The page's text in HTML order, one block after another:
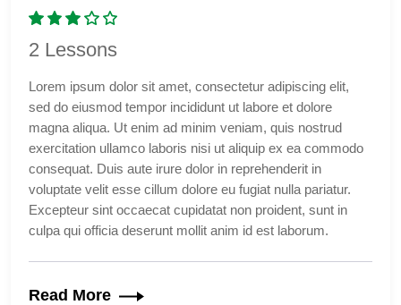
2 Lessons
Lorem ipsum dolor sit amet, consectetur adipiscing elit,
sed do eiusmod tempor incididunt ut labore et dolore
magna aliqua. Ut enim ad minim veniam, quis nostrud
exercitation ullamco laboris nisi ut aliquip ex ea commodo
consequat. Duis aute irure dolor in reprehenderit in
voluptate velit esse cillum dolore eu fugiat nulla pariatur.
Excepteur sint occaecat cupidatat non proident, sunt in
culpa qui officia deserunt mollit anim id est laborum.
Read More